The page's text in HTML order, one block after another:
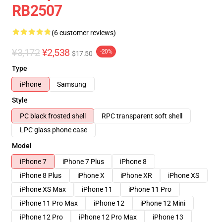
RB2507
(6 customer reviews)
¥3,172 ¥2,538 $17.50 -20%
Type
iPhone
Samsung
Style
PC black frosted shell
RPC transparent soft shell
LPC glass phone case
Model
iPhone 7
iPhone 7 Plus
iPhone 8
iPhone 8 Plus
iPhone X iPhone XR
iPhone XS
iPhone XS Max
iPhone 11
iPhone 11 Pro
iPhone 11 Pro Max
iPhone 12
iPhone 12 Mini
iPhone 12 Pro
iPhone 12 Pro Max iPhone 13